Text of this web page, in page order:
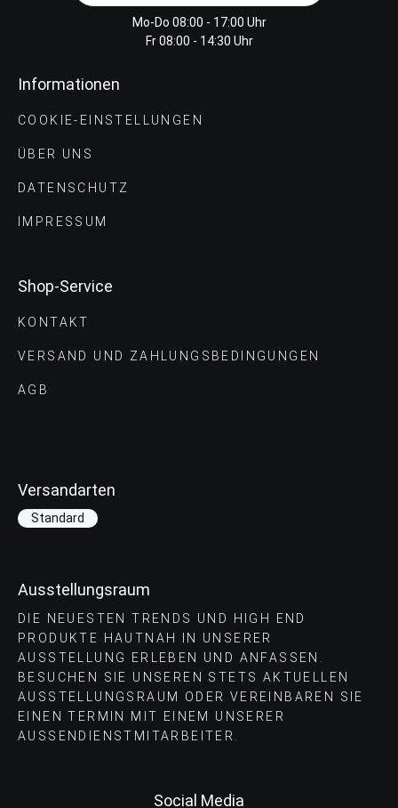
Mo-Do 08:00 - 17:00 Uhr
Fr 08:00 - 14:30 Uhr
Informationen
COOKIE-EINSTELLUNGEN
ÜBER UNS
DATENSCHUTZ
IMPRESSUM
Shop-Service
KONTAKT
VERSAND UND ZAHLUNGS­BEDINGUNGEN
AGB
Versandarten
Standard
Ausstellungsraum
DIE NEUESTEN TRENDS UND HIGH END
PRODUKTE HAUTNAH IN UNSERER
AUSSTELLUNG ERLEBEN UND ANFASSEN.
BESUCHEN SIE UNSEREN STETS AKTUELLEN
AUSSTELLUNGSRAUM ODER VEREINBAREN SIE
EINEN TERMIN MIT EINEM UNSERER
AUSSENDIENSTMITARBEITER.
Social Media